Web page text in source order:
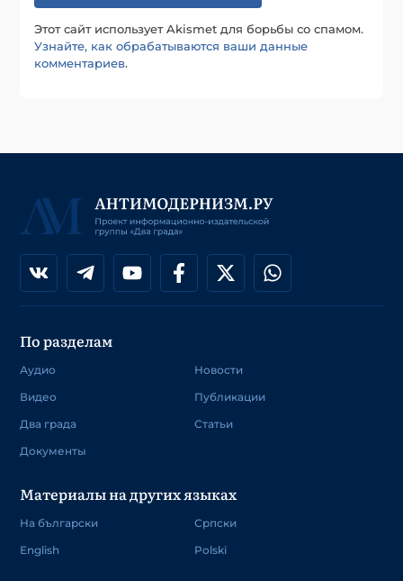
Этот сайт использует Akismet для борьбы со спамом.
Узнайте, как обрабатываются ваши данные
комментариев.
По разделам
Аудио
Видео
Два града
Документы
Новости
Публикации
Статьи
Материалы на других языках
На български
English
Српски
Polski